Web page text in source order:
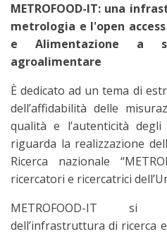
METROFOOD-IT: una
metrologia e l'open
e Alimentazione a
agroalimentare
È dedicato ad un tema di
dell’affidabilità delle
qualità e l’autenticità
riguarda la realizzazione
Ricerca nazionale
ricercatori e ricercatrici
METROFOOD-IT si
dell’infrastruttura di ricerca